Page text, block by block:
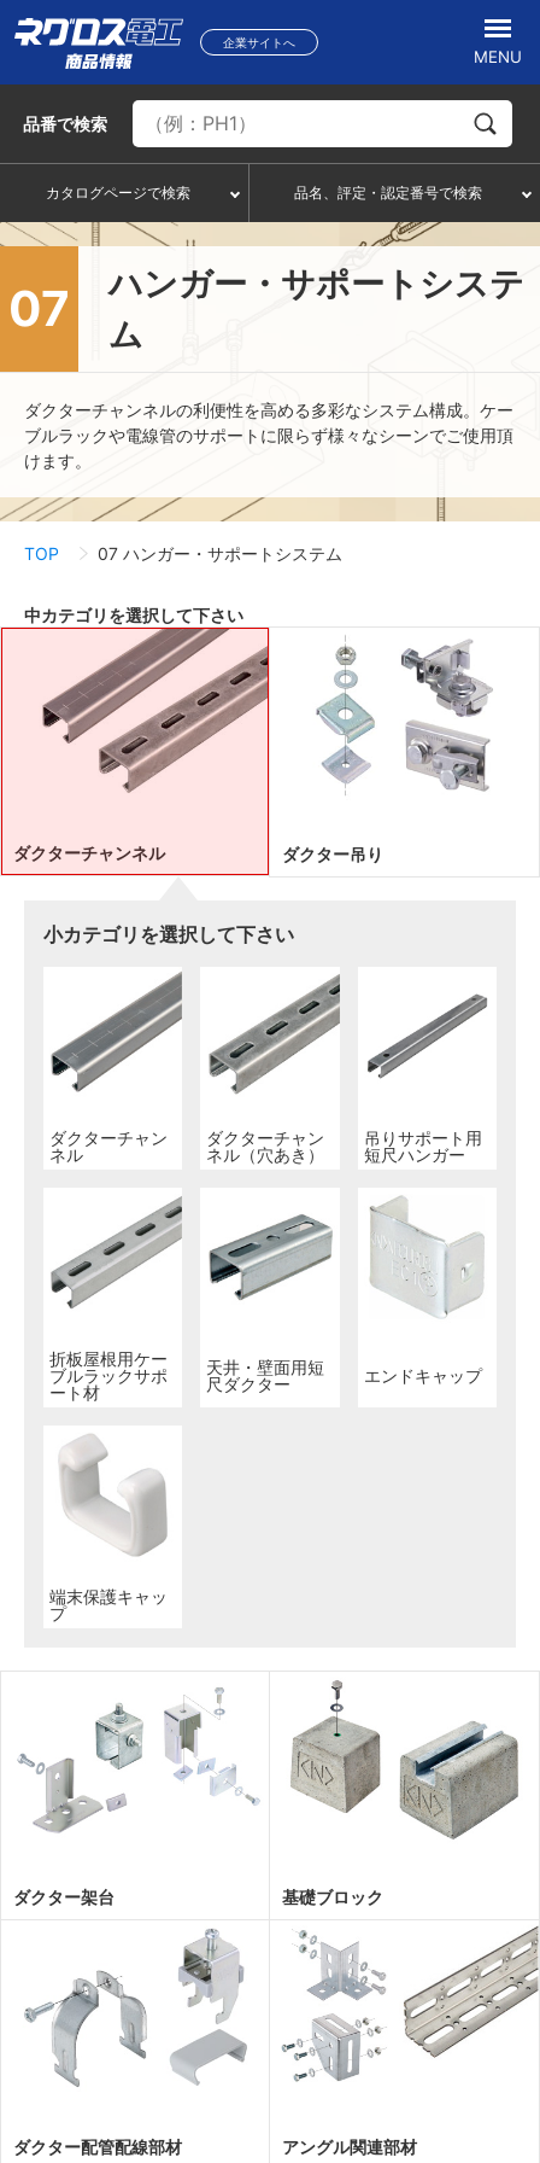
企業サイトへ
MENU
品番で検索
カタログページで検索 品名、評定・認定番号で検索
07
ハンガー・サポートシステ
ム
ダクターチャンネルの利便性を高める多彩なシステム構成。ケー
ブルラックや電線管のサポートに限らず様々なシーンでご使用頂
けます。
TOP 07 ハンガー・サポートシステム
中カテゴリを選択して下さい
ダクターチャンネル
小カテゴリを選択して下さい
ダクターチャン
ネル
ダクターチャン
ネル（穴あき）
吊りサポート用
短尺ハンガー
折板屋根用ケー
ブルラックサポ
ート材
天井・壁面用短
尺ダクター
エンドキャップ
端末保護キャッ
プ
ダクター吊り
ダクター架台 基礎ブロック
ダクター配管配線部材 アングル関連部材